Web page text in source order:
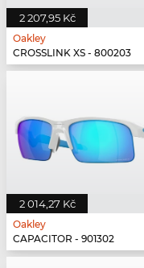
2 207,95 Kč
Oakley
CROSSLINK XS - 800203
2 014,27 Kč
Oakley
CAPACITOR - 901302